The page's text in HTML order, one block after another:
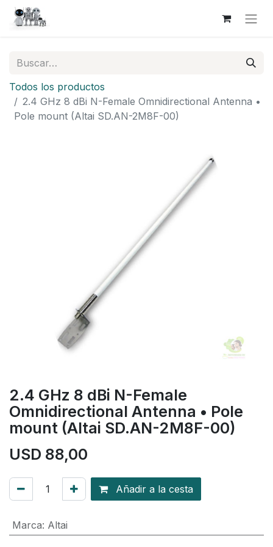
Todos los productos
2.4 GHz 8 dBi N-Female Omnidirectional Antenna •
Pole mount (Altai SD.AN-2M8F-00)
2.4 GHz 8 dBi N-Female
Omnidirectional Antenna • Pole
mount (Altai SD.AN-2M8F-00)
USD 88,00
Añadir a la cesta
Marca: Altai